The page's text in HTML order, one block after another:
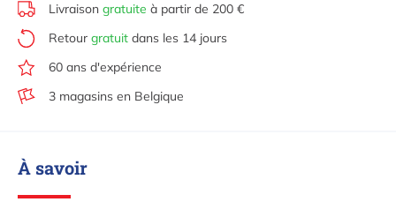
Livraison gratuite à partir de 200 €
Retour gratuit dans les 14 jours
60 ans d'expérience
3 magasins en Belgique
À savoir